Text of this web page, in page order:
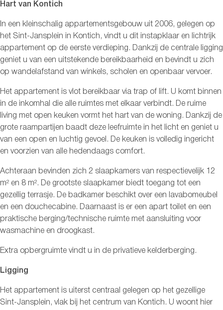
Hart van Kontich
In een kleinschalig appartementsgebouw uit 2006, gelegen op
het Sint-Jansplein in Kontich, vindt u dit instapklaar en lichtrijk
appartement op de eerste verdieping. Dankzij de centrale ligging
geniet u van een uitstekende bereikbaarheid en bevindt u zich
op wandelafstand van winkels, scholen en openbaar vervoer.
Het appartement is vlot bereikbaar via trap of lift. U komt binnen
in de inkomhal die alle ruimtes met elkaar verbindt. De ruime
living met open keuken vormt het hart van de woning. Dankzij de
grote raampartijen baadt deze leefruimte in het licht en geniet u
van een open en luchtig gevoel. De keuken is volledig ingericht
en voorzien van alle hedendaags comfort.
Achteraan bevinden zich 2 slaapkamers van respectievelijk 12
m² en 8 m². De grootste slaapkamer biedt toegang tot een
gezellig terrasje. De badkamer beschikt over een lavabomeubel
en een douchecabine. Daarnaast is er een apart toilet en een
praktische berging/technische ruimte met aansluiting voor
wasmachine en droogkast.
Extra opbergruimte vindt u in de privatieve kelderberging.
Ligging
Het appartement is uiterst centraal gelegen op het gezellige
Sint-Jansplein, vlak bij het centrum van Kontich. U woont hier